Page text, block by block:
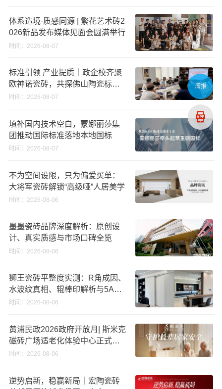
体系造境·质感同源 | 繁花艺术砖2
026新品发布媒体见面会圆满举行
时间：2026-08-07
标准引领 产业提质｜政企校齐聚
欧神诺瓷砖，共探佛山陶瓷标准
化发展新路径
时间：2026-08-07
填补国内技术空白，蒙娜丽莎集
团推动国际标准落地本地国标
时间：2026-08-07
不为空间设限，只为偏爱买单：
大将军瓷砖解锁“高级哑”人居美学
时间：2026-08-06
墨墨瓷砖品牌深度解析：原创设
计、真实质感与市场口碑全览
时间：2026-08-06
狮王瓷砖平整度实测：R角成因、
水波纹真相、辊棒印解析与5A标
准选购指南
时间：2026-08-06
黄浦民政2026政府开放月| 斯米克
磁砖广场适老化体验中心正式亮
相
时间：2026-08-06
逆势启新，稳赢新局｜宏陶瓷砖
海报